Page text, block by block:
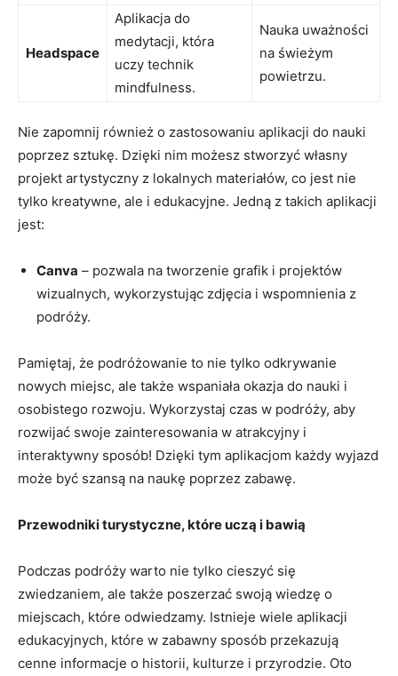
Headspace
Aplikacja ​do
medytacji, która
uczy technik
mindfulness.
Nauka uważności
na​ świeżym
powietrzu.
Nie zapomnij również o ‌zastosowaniu aplikacji do ⁤nauki
⁢poprzez sztukę. Dzięki ⁢nim⁤ możesz stworzyć własny
projekt artystyczny z​ lokalnych materiałów, co jest nie
tylko kreatywne, ale i edukacyjne. Jedną‌ z takich ⁤aplikacji
jest:
Canva ⁣– pozwala na tworzenie grafik i projektów
wizualnych, wykorzystując‍ zdjęcia i wspomnienia z
podróży.
Pamiętaj, że podróżowanie to nie tylko odkrywanie
nowych miejsc, ale także⁣ wspaniała okazja do⁢ nauki i
osobistego ‍rozwoju. Wykorzystaj czas w podróży, aby
rozwijać swoje zainteresowania w⁤ atrakcyjny i ​
interaktywny sposób! Dzięki‍ tym aplikacjom każdy ⁢wyjazd‍
może ⁢być‌ szansą‍ na naukę poprzez zabawę.
Przewodniki turystyczne, które uczą i bawią
Podczas podróży warto nie tylko cieszyć się⁢
zwiedzaniem, ale ‍także poszerzać ⁢swoją wiedzę o
⁢miejscach, które odwiedzamy. Istnieje wiele aplikacji
edukacyjnych, które w ⁤zabawny sposób ⁤przekazują
cenne informacje o historii, kulturze i ⁤przyrodzie. Oto